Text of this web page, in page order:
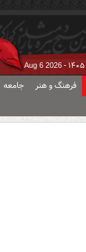
Aug 6 2026
فرهنگ و هنر جامعه